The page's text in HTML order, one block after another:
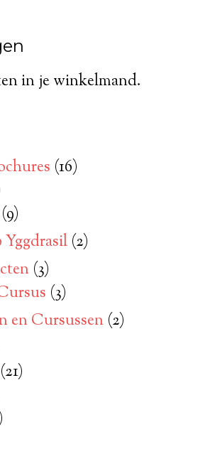
in je winkelmand.
(16)
(9)
(2)
(3)
(3)
en Cursussen (2)
(21)